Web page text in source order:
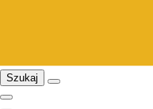
Szukaj